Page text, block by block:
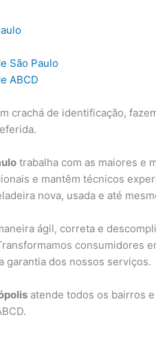
São Paulo
ABCD
crachá de identificação,
trabalha com as maiores e
e mantêm técnicos
nova, usada e até
ágil, correta e
consumidores
garantia dos nossos serviços.
atende todos os bairros